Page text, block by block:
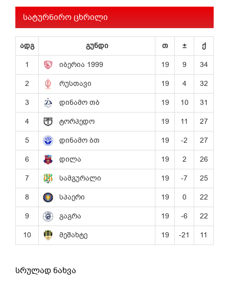
სატურნირო ცხრილი
სრულად ნახვა